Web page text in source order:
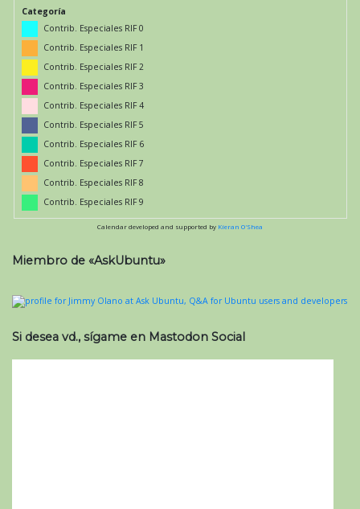
Categoría
Contrib. Especiales RIF 0
Contrib. Especiales RIF 1
Contrib. Especiales RIF 2
Contrib. Especiales RIF 3
Contrib. Especiales RIF 4
Contrib. Especiales RIF 5
Contrib. Especiales RIF 6
Contrib. Especiales RIF 7
Contrib. Especiales RIF 8
Contrib. Especiales RIF 9
Calendar developed and supported by Kieran O'Shea
Miembro de «AskUbuntu»
Si desea vd., sígame en Mastodon Social